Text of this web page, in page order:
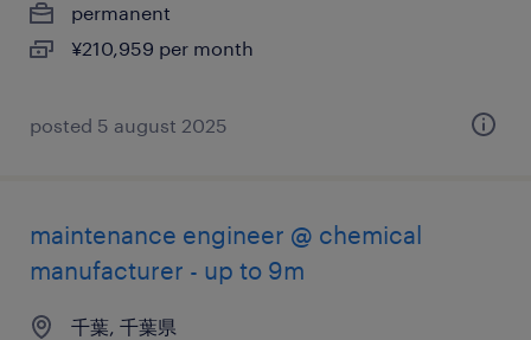
permanent
¥210,959 per month
posted 5 august 2025
maintenance engineer @ chemical
manufacturer - up to 9m
千葉, 千葉県